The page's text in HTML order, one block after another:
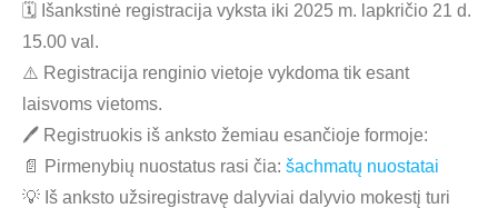
🗓 Išankstinė registracija vyksta iki 2025 m. lapkričio 21 d.
15.00 val.
⚠️ Registracija renginio vietoje vykdoma tik esant
laisvoms vietoms.
🖊 Registruokis iš anksto žemiau esančioje formoje:
📄 Pirmenybių nuostatus rasi čia: šachmatų nuostatai
💡 Iš anksto užsiregistravę dalyviai dalyvio mokestį turi